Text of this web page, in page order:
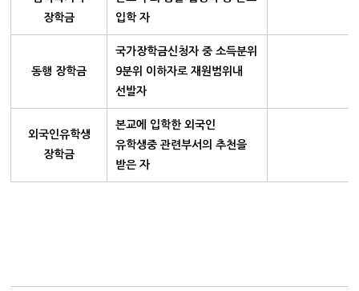
장학금
입학 자
동행 장학금
국가장학금신청자 중 소득분위
9분위 이하자로 재원범위내
선발자
외국인유학생
장학금
본교에 입학한 외국인
유학생중 관련부서의 추천을
받은 자